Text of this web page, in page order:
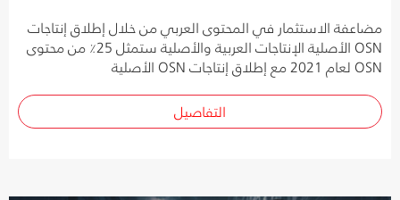
مضاعفة الاستثمار في المحتوى العربي من خلال إطلاق إنتاجات
OSN الأصلية الإنتاجات العربية والأصلية ستمثل 25٪ من محتوى
OSN لعام 2021 مع إطلاق إنتاجات OSN الأصلية
التفاصيل